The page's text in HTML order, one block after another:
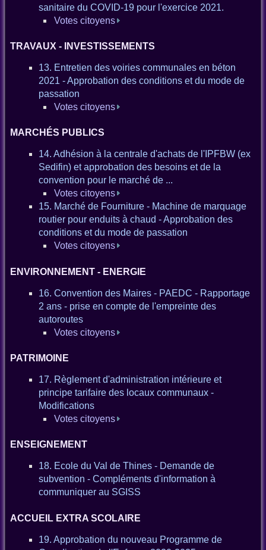
sanitaire du COVID-19 pour l'exercice 2021.
Votes citoyens
TRAVAUX - INVESTISSEMENTS
13. Entretien des voiries communales en béton
2021 - Approbation des conditions et du mode de
passation
Votes citoyens
MARCHÉS PUBLICS
14. Adhésion à la centrale d'achats de l'IPFBW (ex
Sedifin) et approbation des besoins et de la
convention pour le marché de ...
Votes citoyens
15. Marché de Fourniture - Machine de marquage
routier pour enduits à chaud - Approbation des
conditions et du mode de passation
Votes citoyens
ENVIRONNEMENT - ENERGIE
16. Convention des Maires - PAEDC - Rapportage
2 ans - prise en compte de l'empreinte des
autoroutes
Votes citoyens
PATRIMOINE
17. Règlement d'administration intérieure et
principe tarifaire des locaux communaux -
Modifications
Votes citoyens
ENSEIGNEMENT
18. Ecole du Val de Thines - Demande de
subvention - Compléments d'information à
communiquer au SGISS
ACCUEIL EXTRA SCOLAIRE
19. Approbation du nouveau Programme de